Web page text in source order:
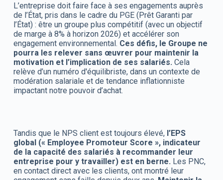
L’entreprise doit faire face à ses engagements auprès
de l’État, pris dans le cadre du PGE (Prêt Garanti par
l’État) : être un groupe plus compétitif (avec un objectif
de marge à 8% à horizon 2026) et accélérer son
engagement environnemental. Ces défis, le Groupe ne
pourra les relever sans œuvrer pour maintenir la
motivation et l’implication de ses salariés. Cela
relève d’un numéro d'équilibriste, dans un contexte de
modération salariale et de tendance inflationniste
impactant notre pouvoir d’achat.
Tandis que le NPS client est toujours élevé, l’EPS
global (« Employee Promoteur Score », indicateur
de la capacité des salariés à recommander leur
entreprise pour y travailler) est en berne. Les PNC,
en contact direct avec les clients, ont montré leur